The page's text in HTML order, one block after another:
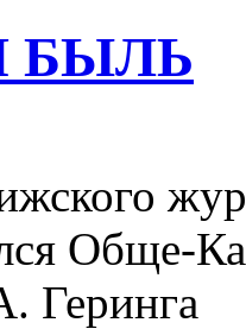
БЫЛЬ
Обще-
Геринга